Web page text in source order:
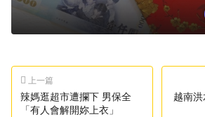
上一篇
辣媽逛超市遭攔下 男保全
「有人會解開妳上衣」
越南